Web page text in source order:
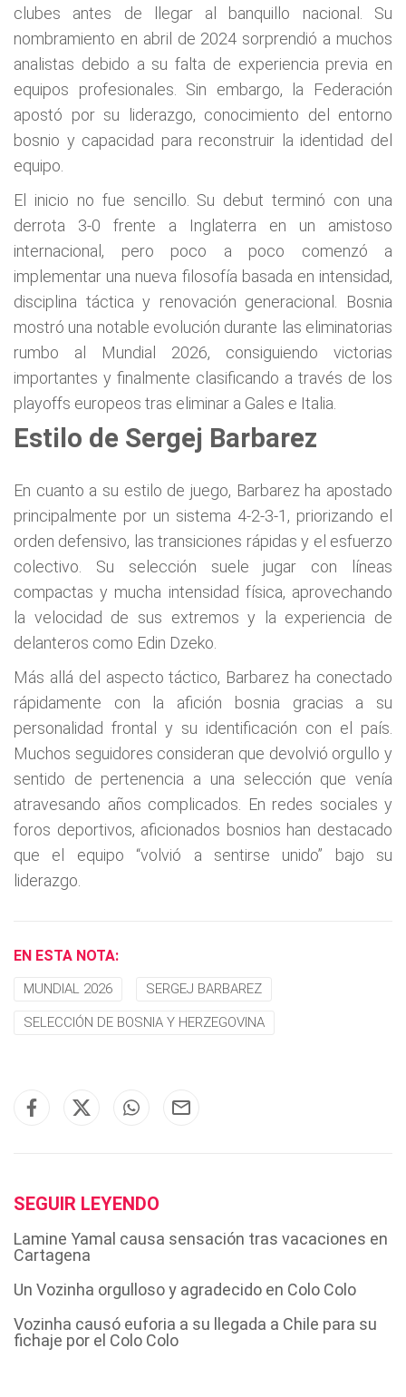
clubes antes de llegar al banquillo nacional. Su
nombramiento en abril de 2024 sorprendió a muchos
analistas debido a su falta de experiencia previa en
equipos profesionales. Sin embargo, la Federación
apostó por su liderazgo, conocimiento del entorno
bosnio y capacidad para reconstruir la identidad del
equipo.
El inicio no fue sencillo. Su debut terminó con una
derrota 3-0 frente a Inglaterra en un amistoso
internacional, pero poco a poco comenzó a
implementar una nueva filosofía basada en intensidad,
disciplina táctica y renovación generacional. Bosnia
mostró una notable evolución durante las eliminatorias
rumbo al Mundial 2026, consiguiendo victorias
importantes y finalmente clasificando a través de los
playoffs europeos tras eliminar a Gales e Italia.
Estilo de Sergej Barbarez
En cuanto a su estilo de juego, Barbarez ha apostado
principalmente por un sistema 4-2-3-1, priorizando el
orden defensivo, las transiciones rápidas y el esfuerzo
colectivo. Su selección suele jugar con líneas
compactas y mucha intensidad física, aprovechando
la velocidad de sus extremos y la experiencia de
delanteros como Edin Dzeko.
Más allá del aspecto táctico, Barbarez ha conectado
rápidamente con la afición bosnia gracias a su
personalidad frontal y su identificación con el país.
Muchos seguidores consideran que devolvió orgullo y
sentido de pertenencia a una selección que venía
atravesando años complicados. En redes sociales y
foros deportivos, aficionados bosnios han destacado
que el equipo “volvió a sentirse unido” bajo su
liderazgo.
EN ESTA NOTA:
MUNDIAL 2026 SERGEJ BARBAREZ
SELECCIÓN DE BOSNIA Y HERZEGOVINA
SEGUIR LEYENDO
Lamine Yamal causa sensación tras vacaciones en
Cartagena
Un Vozinha orgulloso y agradecido en Colo Colo
Vozinha causó euforia a su llegada a Chile para su
fichaje por el Colo Colo